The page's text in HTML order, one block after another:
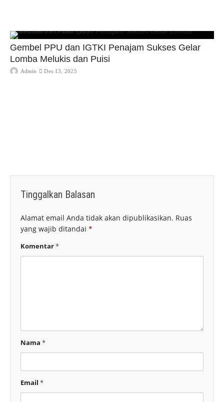
Gembel PPU dan IGTKI Penajam Sukses Gelar
Lomba Melukis dan Puisi
Admin Des 13, 2025
Tinggalkan Balasan
Alamat email Anda tidak akan dipublikasikan. Ruas
yang wajib ditandai *
Komentar*
Nama *
Email *